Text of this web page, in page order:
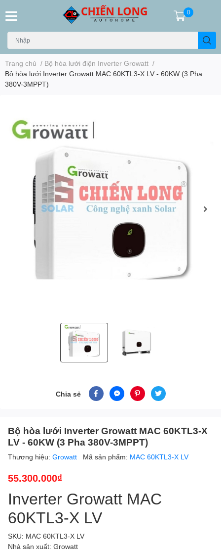
0
Trang chủ / Bộ hòa lưới điện Inverter Growatt /
Bộ hòa lưới Inverter Growatt MAC 60KTL3-X LV - 60KW (3 Pha
380V-3MPPT)
Chia sẻ
Bộ hòa lưới Inverter Growatt MAC 60KTL3-X
LV - 60KW (3 Pha 380V-3MPPT)
Thương hiệu: Growatt Mã sản phẩm: MAC 60KTL3-X LV
55.300.000₫
Inverter Growatt MAC
60KTL3-X LV
SKU: MAC 60KTL3-X LV
Nhà sản xuất: Growatt